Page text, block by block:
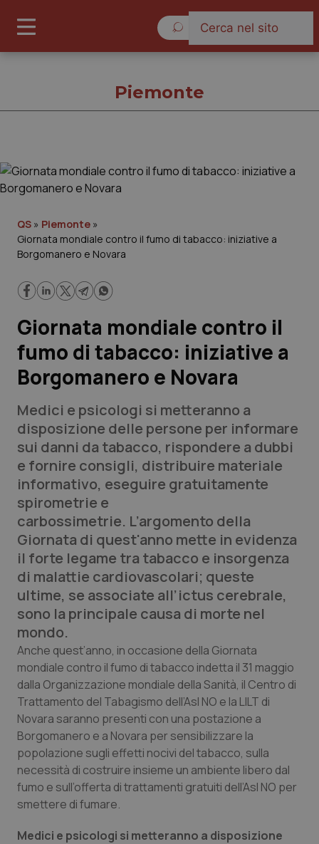
Governo e Parlamento
Regioni e Asl
Lavoro e Professioni
Scienza e Farmaci
Studi e Analisi
Lettere al direttore
Edizioni Regionali
QS Pro
Professionisti Sanitari.AI
Abruzzo
Basilicata
Calabria
Campania
Emilia-Romagna
Friuli Venezia Giulia
Lazio
Liguria
QS Pro Gold
Artrite & artrosi
Asma & BPCO
Car-T
Colesterolo & coronaropatie
Dermatite Atopica
Diabete & glucometri
Disturbi dell’umore
QS Club Newsletter
Piemonte
QS » Piemonte »
Giornata mondiale contro il fumo di tabacco: iniziative a
Borgomanero e Novara
Giornata mondiale contro il
fumo di tabacco: iniziative a
Borgomanero e Novara
Medici e psicologi si metteranno a
disposizione delle persone per informare
sui danni da tabacco, rispondere a dubbi
e fornire consigli, distribuire materiale
informativo, eseguire gratuitamente
spirometrie e
carbossimetrie. L’argomento della
Giornata di quest'anno mette in evidenza
il forte legame tra tabacco e insorgenza
di malattie cardiovascolari; queste
ultime, se associate all’ictus cerebrale,
sono la principale causa di morte nel
mondo.
Anche quest’anno, in occasione della Giornata
mondiale contro il fumo di tabacco indetta il 31 maggio
dalla Organizzazione mondiale della Sanità, il Centro di
Trattamento del Tabagismo dell’Asl NO e la LILT di
Novara saranno presenti con una postazione a
Borgomanero e a Novara per sensibilizzare la
popolazione sugli effetti nocivi del tabacco, sulla
necessità di costruire insieme un ambiente libero dal
fumo e sull’offerta di trattamenti gratuiti dell’Asl NO per
smettere di fumare.
Medici e psicologi si metteranno a disposizione